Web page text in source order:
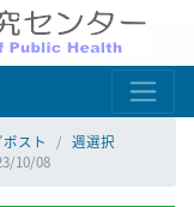
スト
週選択
10/08